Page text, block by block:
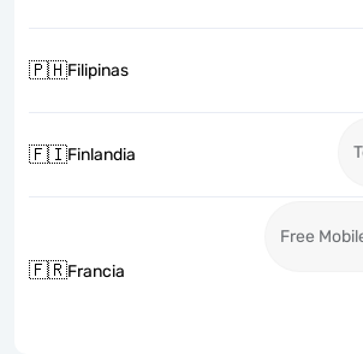
🇵🇭Filipinas
🇫🇮Finlandia
🇫🇷Francia
Free